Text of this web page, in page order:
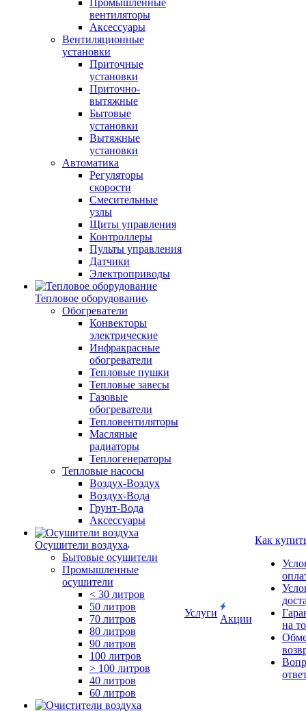
Промышленные
вентиляторы
Аксессуары
Вентиляционные
установки
Приточные
установки
Приточно-
вытяжные
Бытовые
установки
Вытяжные
установки
Автоматика
Регуляторы
скорости
Смесительные
узлы
Щиты управления
Контроллеры
Пульты управления
Датчики
Электроприводы
Тепловое оборудование
Обогреватели
Конвекторы
электрические
Инфракрасные
обогреватели
Тепловые пушки
Тепловые завесы
Газовые
обогреватели
Тепловентиляторы
Масляные
радиаторы
Теплогенераторы
Тепловые насосы
Воздух-Воздух
Воздух-Вода
Грунт-Вода
Аксессуары
Осушители воздуха
Бытовые осушители
Промышленные
осушители
< 30 литров
50 литров
70 литров
80 литров
90 литров
100 литров
> 100 литров
40 литров
60 литров
Услуги
Акции
Как
на